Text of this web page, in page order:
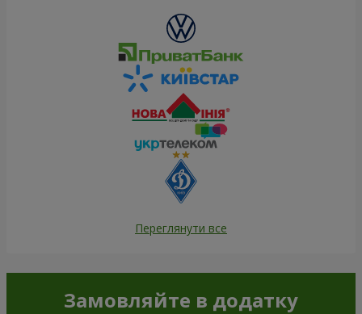
Переглянути все
Замовляйте в додатку